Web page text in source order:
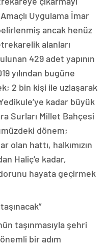
Uygulama İmar
ancak henüz
alanları
429 adet yapının
yılından bugüne
2 bin kişi ile uzlaşarak
Yedikule’ye kadar büyük
Surları Millet Bahçesi
dönem;
olan hattı, halkımızın
Haliç’e kadar,
hayata geçirmek
taşınmasıyla şehri
bir adım